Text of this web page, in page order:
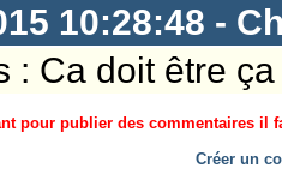
10:28:48 -
: Ca doit être ça
pour publier des commentaires il
Créer un